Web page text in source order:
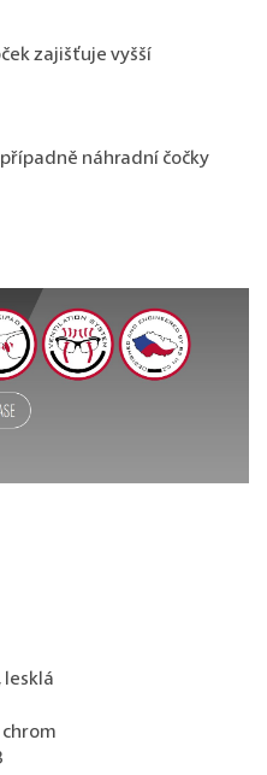
zajišťuje vyšší
náhradní čočky
lesklá